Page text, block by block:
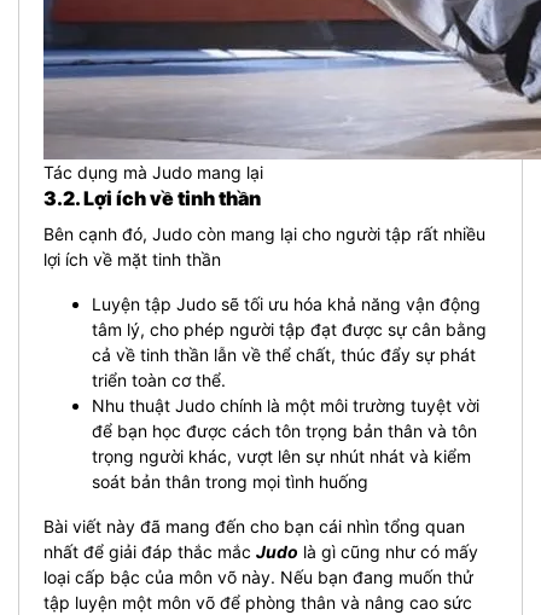
Tác dụng mà Judo mang lại
3.2. Lợi ích về tinh thần
Bên cạnh đó, Judo còn mang lại cho người tập rất nhiều
lợi ích về mặt tinh thần
Luyện tập Judo sẽ tối ưu hóa khả năng vận động
tâm lý, cho phép người tập đạt được sự cân bằng
cả về tinh thần lẫn về thể chất, thúc đẩy sự phát
triển toàn cơ thể.
Nhu thuật Judo chính là một môi trường tuyệt vời
để bạn học được cách tôn trọng bản thân và tôn
trọng người khác, vượt lên sự nhút nhát và kiểm
soát bản thân trong mọi tình huống
Bài viết này đã mang đến cho bạn cái nhìn tổng quan
nhất để giải đáp thắc mắc Judo là gì cũng như có mấy
loại cấp bậc của môn võ này. Nếu bạn đang muốn thử
tập luyện một môn võ để phòng thân và nâng cao sức